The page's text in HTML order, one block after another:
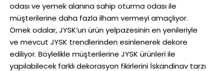
odası ve yemek alanına sahip oturma odası ile
müşterilerine daha fazla ilham vermeyi amaçlıyor.
Örnek odalar, JYSK’un ürün yelpazesinin en yenileriyle
ve mevcut JYSK trendlerinden esinlenerek dekore
ediliyor. Böylelikle müşterilerine JYSK ürünleri ile
yapılabilecek farklı dekorasyon fikirlerini İskandinav tarzı